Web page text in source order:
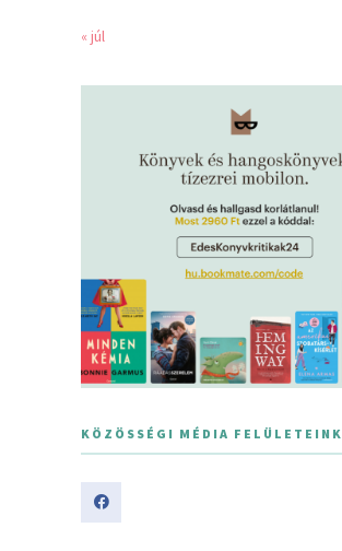
« júl
KÖZÖSSÉGI MÉDIA FELÜLETEINK